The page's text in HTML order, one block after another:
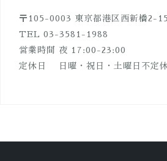
〒105-0003 東京都港区西新橋2-
TEL 03-3581-1988
営業時間 夜 17:00-23:00
定休日 日曜・祝日・土曜日不定休